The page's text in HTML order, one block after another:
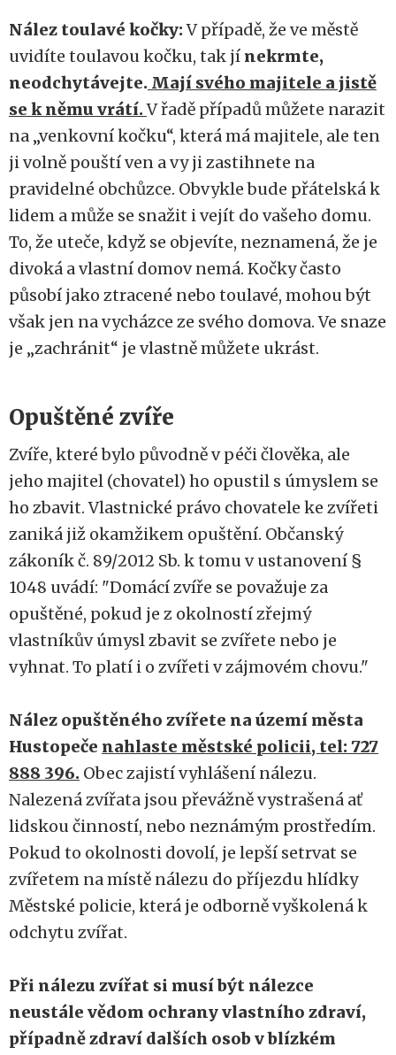
Nález toulavé kočky:V případě, že ve městě
uvidíte toulavou kočku, tak jí nekrmte,
neodchytávejte. Mají svého majitele a jistě
se k němu vrátí.V řadě případů můžete narazit
na „venkovní kočku“, která má majitele, ale ten
ji volně pouští ven a vy ji zastihnete na
pravidelné obchůzce. Obvykle bude přátelská k
lidem a může se snažit i vejít do vašeho domu.
To, že uteče, když se objevíte, neznamená, že je
divoká a vlastní domov nemá. Kočky často
působí jako ztracené nebo toulavé, mohou být
však jen na vycházce ze svého domova. Ve snaze
je „zachránit“ je vlastně můžete ukrást.
Opuštěné zvíře
Zvíře, které bylo původně v péči člověka, ale
jeho majitel (chovatel) ho opustil s úmyslem se
ho zbavit. Vlastnické právo chovatele ke zvířeti
zaniká již okamžikem opuštění. Občanský
zákoník č. 89/2012 Sb. k tomu v ustanovení §
1048 uvádí: "Domácí zvíře se považuje za
opuštěné, pokud je z okolností zřejmý
vlastníkův úmysl zbavit se zvířete nebo je
vyhnat. To platí i o zvířeti v zájmovém chovu."
Nález opuštěného zvířete na území města
Hustopeče nahlaste městské policii, tel: 727
888 396. Obec zajistí vyhlášení nálezu.
Nalezená zvířata jsou převážně vystrašená ať
lidskou činností, nebo neznámým prostředím.
Pokud to okolnosti dovolí, je lepší setrvat se
zvířetem na místě nálezu do příjezdu hlídky
Městské policie, která je odborně vyškolená k
odchytu zvířat.
Při nálezu zvířat si musí být nálezce
neustále vědom ochrany vlastního zdraví,
případně zdraví dalších osob v blízkém